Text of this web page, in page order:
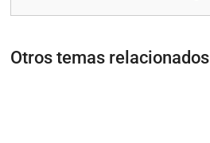
Otros temas relacionados